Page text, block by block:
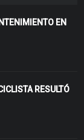
EN
RESULTÓ